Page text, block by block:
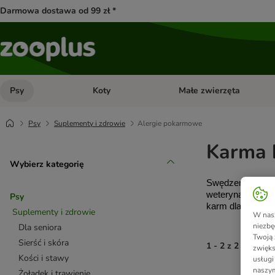
Darmowa dostawa od 99 zł *
Psy Otwórz menu kategorii: Psy
Koty Otwórz menu kategorii: Koty
Małe zwierzęta
Psy Suplementy i zdrowie Alergie pokarmowe
Wybierz kategorię
Psy
Suplementy i zdrowie
Dla seniora
Sierść i skóra
Kości i stawy
Karma
Swędzenie,
weterynarii i
karm dla psów i
1 - 2 z 2
W
Twoją